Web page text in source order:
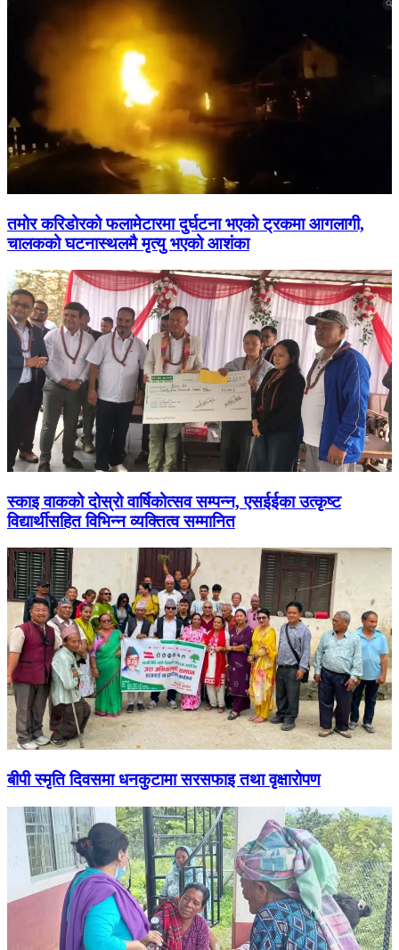
तमोर करिडोरको फलामेटारमा दुर्घटना भएको ट्रकमा आगलागी,
चालकको घटनास्थलमै मृत्यु भएको आशंका
स्काइ वाकको दोस्रो वार्षिकोत्सव सम्पन्न, एसईईका उत्कृष्ट
विद्यार्थीसहित विभिन्न व्यक्तित्व सम्मानित
बीपी स्मृति दिवसमा धनकुटामा सरसफाइ तथा वृक्षारोपण